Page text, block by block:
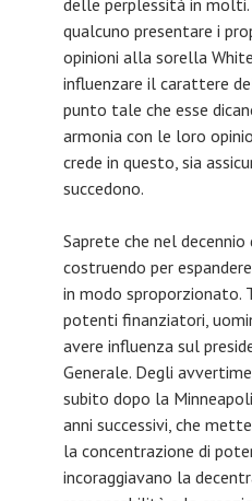
delle perplessità in molti.
qualcuno presentare i
opinioni alla sorella
influenzare il carattere
punto tale che esse
armonia con le loro
crede in questo, sia
succedono.
Saprete che nel
costruendo per
in modo sproporzionato.
potenti finanziatori,
avere influenza sul
Generale. Degli
subito dopo la
anni successivi, che
la concentrazione di
incoraggiavano la